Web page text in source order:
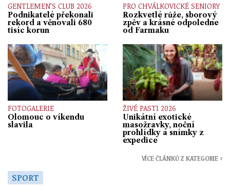
GENTLEMEN’S CLUB 2026
Podnikatelé překonali
rekord a věnovali 680
tisíc korun
PRO CHVÁLKOVICKÉ SENIORY
Rozkvetlé růže, sborový
zpěv a krásné odpoledne
od Farmaku
FOTOGALERIE
Olomouc o víkendu
slavila
ŽIVÉ PASTI 2026
Unikátní exotické
masožravky, noční
prohlídky a snímky z
expedice
VÍCE ČLÁNKŮ Z KATEGORIE ›
SPORT